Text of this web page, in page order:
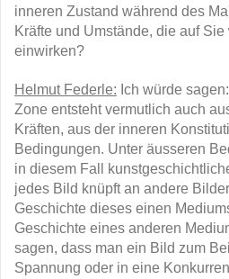
inneren Zustand während des
Kräfte und Umstände, die auf
einwirken?
Helmut Federle: Ich würde
Zone entsteht vermutlich auch
Kräften, aus der inneren
Bedingungen. Unter äusseren
in diesem Fall
jedes Bild knüpft an andere
Geschichte dieses einen
Geschichte eines anderen
sagen, dass man ein Bild zum
Spannung oder in eine